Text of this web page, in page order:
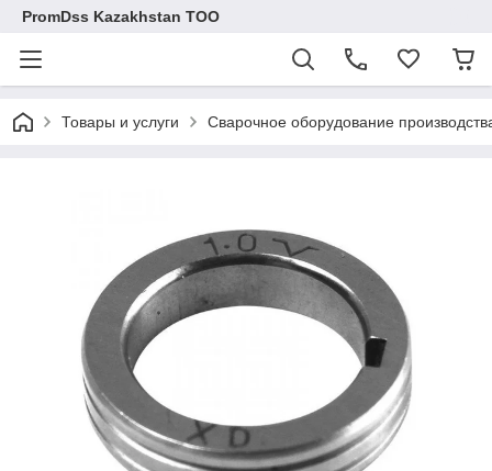
PromDss Kazakhstan TOO
Товары и услуги Сварочное оборудование